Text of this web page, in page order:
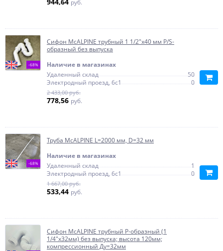
руб.
-68%
Сифон McALPINE трубный 1 1/2"х40 мм P/S-
образный без выпуска
Наличие в магазинах
Удаленный склад
50
Электродный проезд, 6с1
0
2 433,00 руб.
778,56 руб.
-68%
Труба McALPINE L=2000 мм, D=32 мм
Наличие в магазинах
Удаленный склад
1
Электродный проезд, 6с1
0
1 667,00 руб.
533,44 руб.
Сифон McALPINE трубный Р-образный (1
1/4"х32мм) без выпуска; высота 120мм;
компрессионный Ду=32мм